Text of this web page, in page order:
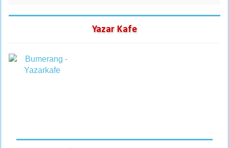
Yazar Kafe